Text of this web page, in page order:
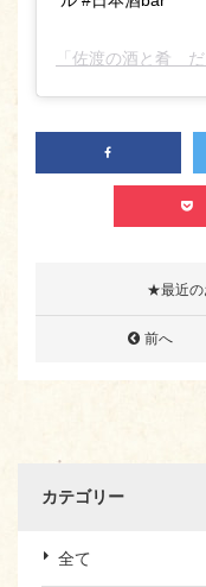
「佐渡の酒と肴
★最近の
前へ
カテゴリー
全て